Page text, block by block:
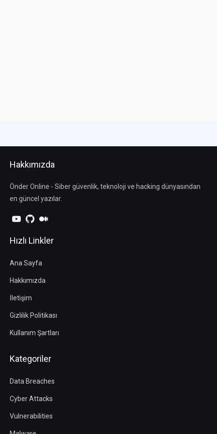
Hakkımızda
Önder Online - Siber güvenlik, teknoloji ve hacking dünyasından
en güncel yazılar.
Hızlı Linkler
Ana Sayfa
Hakkımızda
İletişim
Gizlilik Politikası
Kullanım Şartları
Kategoriler
Data Breaches
Cyber Attacks
Vulnerabilities